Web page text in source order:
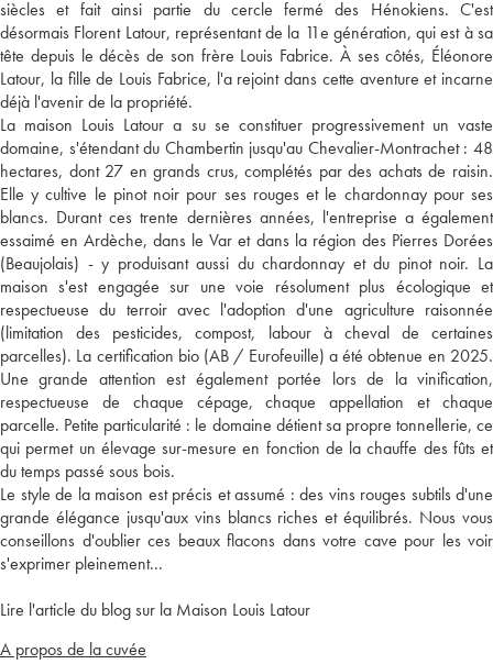
siècles et fait ainsi partie du cercle fermé des Hénokiens. C'est
désormais Florent Latour, représentant de la 11e génération, qui est à sa
tête depuis le décès de son frère Louis Fabrice. À ses côtés, Éléonore
Latour, la fille de Louis Fabrice, l'a rejoint dans cette aventure et incarne
déjà l'avenir de la propriété.
La maison Louis Latour a su se constituer progressivement un vaste
domaine, s'étendant du Chambertin jusqu'au Chevalier-Montrachet : 48
hectares, dont 27 en grands crus, complétés par des achats de raisin.
Elle y cultive le pinot noir pour ses rouges et le chardonnay pour ses
blancs. Durant ces trente dernières années, l'entreprise a également
essaimé en Ardèche, dans le Var et dans la région des Pierres Dorées
(Beaujolais) - y produisant aussi du chardonnay et du pinot noir. La
maison s'est engagée sur une voie résolument plus écologique et
respectueuse du terroir avec l'adoption d'une agriculture raisonnée
(limitation des pesticides, compost, labour à cheval de certaines
parcelles). La certification bio (AB / Eurofeuille) a été obtenue en 2025.
Une grande attention est également portée lors de la vinification,
respectueuse de chaque cépage, chaque appellation et chaque
parcelle. Petite particularité : le domaine détient sa propre tonnellerie, ce
qui permet un élevage sur-mesure en fonction de la chauffe des fûts et
du temps passé sous bois.
Le style de la maison est précis et assumé : des vins rouges subtils d'une
grande élégance jusqu'aux vins blancs riches et équilibrés. Nous vous
conseillons d'oublier ces beaux flacons dans votre cave pour les voir
s'exprimer pleinement...
Lire l'article du blog sur la Maison Louis Latour
A propos de la cuvée